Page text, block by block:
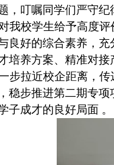
，叮嘱同学们严守纪
我校学生给予高度
良好的综合素养，
培养方案、精准对接
步拉近校企距离，
稳步推进第二期专
子成才的良好局面 。